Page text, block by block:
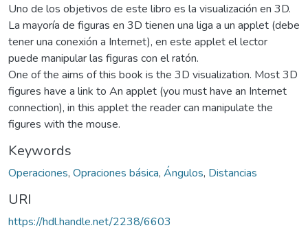
Uno de los objetivos de este libro es la visualización en 3D.
La mayoría de figuras en 3D tienen una liga a un applet (debe
tener una conexión a Internet), en este applet el lector
puede manipular las figuras con el ratón.
One of the aims of this book is the 3D visualization. Most 3D
figures have a link to An applet (you must have an Internet
connection), in this applet the reader can manipulate the
figures with the mouse.
Keywords
Operaciones, Opraciones básica, Ángulos, Distancias
URI
https://hdl.handle.net/2238/6603